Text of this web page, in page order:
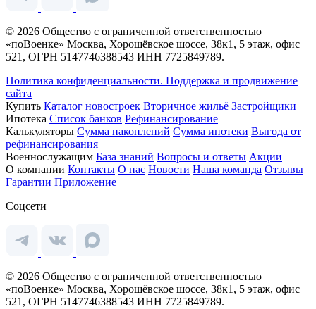
© 2026 Общество с ограниченной ответственностью
«поВоенке» Москва, Хорошёвское шоссе, 38к1, 5 этаж, офис
521, ОГРН 5147746388543 ИНН 7725849789.
Политика конфиденциальности. Поддержка и продвижение
сайта
Купить Каталог новостроек Вторичное жильё Застройщики
Ипотека Список банков Рефинансирование
Калькуляторы Сумма накоплений Сумма ипотеки Выгода от
рефинансирования
Военнослужащим База знаний Вопросы и ответы Акции
О компании Контакты О нас Новости Наша команда Отзывы
Гарантии Приложение
Соцсети
© 2026 Общество с ограниченной ответственностью
«поВоенке» Москва, Хорошёвское шоссе, 38к1, 5 этаж, офис
521, ОГРН 5147746388543 ИНН 7725849789.